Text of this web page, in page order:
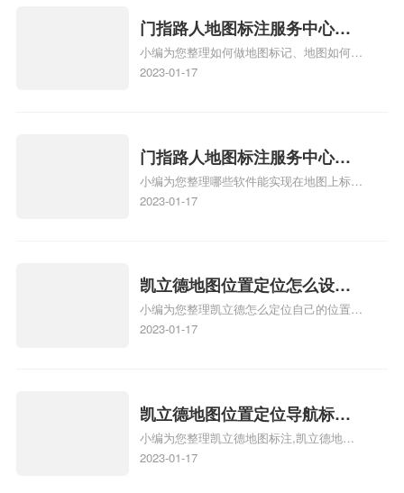
情可查看下方正文！
门指路人地图标注服务中心如
何做花小猪打车地图位置标
记？门指路人地图标注服务中
小编为您整理如何做地图标记、地图如何做
标记、so搜街景中如何做标记、360e启花贷
关地图标注知识，详情可查看下方正文！
2023-01-17
门指路人地图标注服务中心地
图位置地址标记？门指路人地
图标注服务中心苹果地图位置
小编为您整理哪些软件能实现在地图上标记
门指路人地图标注服务中心位置、门指路人
门指路人地图标注服务中心地址标注上地图
怎么弄相关地图标注知识，详情可查看下方
正文！
2023-01-17
凯立德地图位置定位怎么设置
自己的指路人地图标注服务中
心名？凯立德地图位置定位怎
小编为您整理凯立德怎么定位自己的位置
啊、手机凯立德地图定位怎么设置往上走、
地图标注服务中心铺招牌相关地图标注知
识，详情可查看下方正文！
2023-01-17
凯立德地图位置定位导航标
注？凯立德地图位置定位,导航,
标注？
小编为您整理凯立德地图标注,凯立德地图
标注怎么做啊、凯立德地图标注,凯立德地
2023-01-17